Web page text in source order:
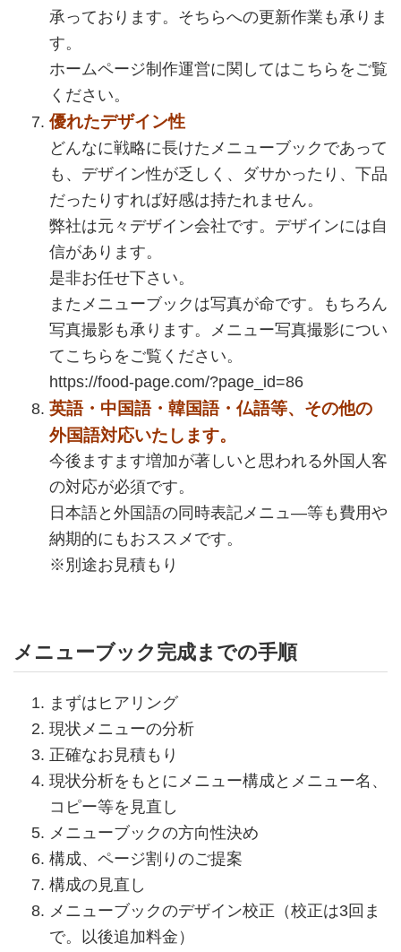
承っております。そちらへの更新作業も承りま
す。
ホームページ制作運営に関してはこちらをご覧
ください。
優れたデザイン性
どんなに戦略に長けたメニューブックであって
も、デザイン性が乏しく、ダサかったり、下品
だったりすれば好感は持たれません。
弊社は元々デザイン会社です。デザインには自
信があります。
是非お任せ下さい。
またメニューブックは写真が命です。もちろん
写真撮影も承ります。メニュー写真撮影につい
てこちらをご覧ください。
https://food-page.com/?page_id=86
英語・中国語・韓国語・仏語等、その他の
外国語対応いたします。
今後ますます増加が著しいと思われる外国人客
の対応が必須です。
日本語と外国語の同時表記メニュ―等も費用や
納期的にもおススメです。
※別途お見積もり
メニューブック完成までの手順
まずはヒアリング
現状メニューの分析
正確なお見積もり
現状分析をもとにメニュー構成とメニュー名、
コピー等を見直し
メニューブックの方向性決め
構成、ページ割りのご提案
構成の見直し
メニューブックのデザイン校正（校正は3回ま
で。以後追加料金）